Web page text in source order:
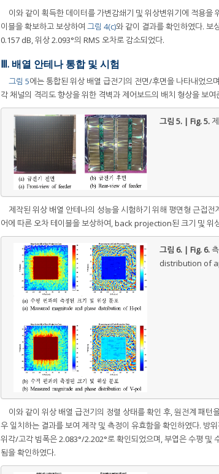
이와 같이 획득한 데이터를 가변감쇄기 및 위상변위기에 적용
이블을 확보하고 보상하여 그림 4(c)와 같이 결과를 확인하였다. 보
0.157 dB, 위상 2.093°의 RMS 오차로 감소되었다.
Ⅲ. 배열 안테나 통합 및 시험
그림 5에는 통합된 위상 배열 급전기의 전면/후면을 나타내었으
각 채널의 격리도 향상을 위한 격벽과 제어보드의 배치 형상을 보여
그림 5. | Fig. 5.
제작된 위상 배열 안테나의 성능을 시험하기 위해 평면형 근접
어에 따른 오차 테이블을 보상하여, back projection된 크기 및 위
그림 6. | Fig. 6.
distribution of
이와 같이 위상 배열 급전기의 정렬 상태를 확인 후, 원전계 패턴
우 일치하는 결과를 보여 제작 및 측정이 유효함을 확인하였다. 방
위각/고각 빔폭은 2.083°/2.202°로 확인되었으며, 부엽은 수평 및
됨을 확인하였다.